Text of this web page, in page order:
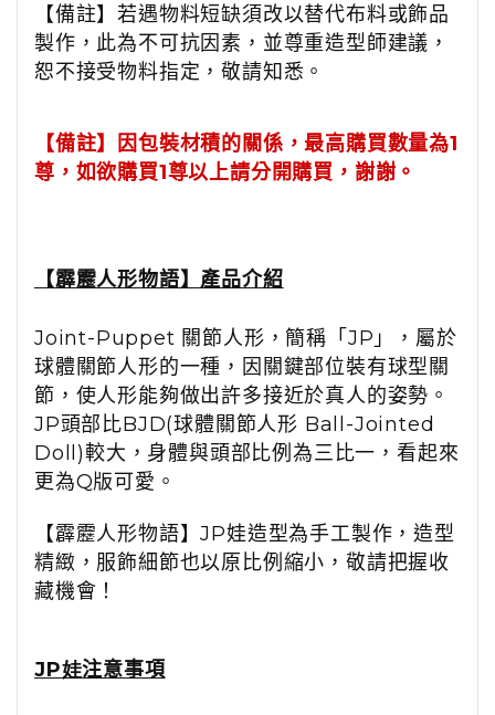
【備註】若遇物料短缺須改以替代布料或飾品
製作，此為不可抗因素，並尊重造型師建議，
恕不接受物料指定，敬請知悉。
【備註】
因包裝材積的關係，最高購買數量為1
尊，如欲購買1尊以上請分開購買，謝謝。
【霹靂人形物語】產品介紹
Joint-Puppet 關節人形，簡稱「JP 」，屬於
球體關節人形的一種，因關鍵部位裝有球型關
節， 使人形能夠做出許多接近於真人的姿勢。
JP頭部比BJD(球體關節人形 Ball-Jointed
Doll)較大， 身體與頭部比例為三比一，看起來
更為Q版可愛。
【霹靂人形物語】JP娃造型為手工製作，造型
精緻，服飾細節也以原比例縮小，敬請把握收
藏機會！
JP娃注意事項